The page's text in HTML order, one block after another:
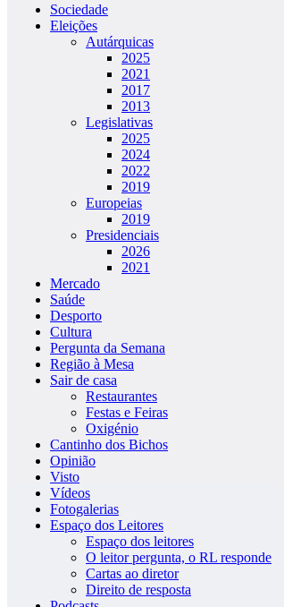
Sociedade
Eleições
Autárquicas
2025
2021
2017
2013
Legislativas
2025
2024
2022
2019
Europeias
2019
Presidenciais
2026
2021
Mercado
Saúde
Desporto
Cultura
Pergunta da Semana
Região à Mesa
Sair de casa
Restaurantes
Festas e Feiras
Oxigénio
Cantinho dos Bichos
Opinião
Visto
Vídeos
Fotogalerias
Espaço dos Leitores
Espaço dos leitores
O leitor pergunta, o RL responde
Cartas ao diretor
Direito de resposta